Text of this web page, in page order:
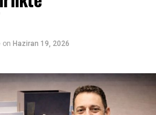
on Haziran 19, 2026